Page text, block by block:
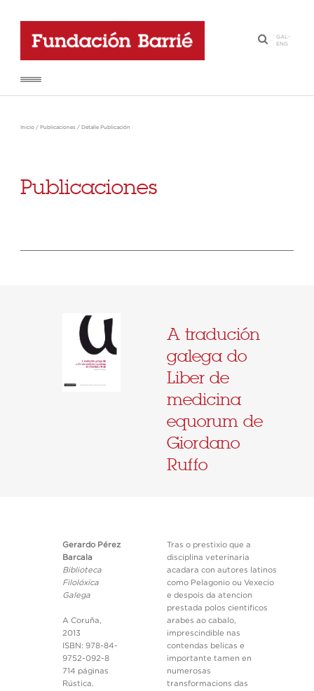
·
GAL-
ENG
Inicio / Publicaciones / Detalle Publicación
Publicaciones
A tradución
galega do
Liber de
medicina
equorum de
Giordano
Ruffo
Gerardo Pérez
Barcala
Biblioteca
Filolóxica
Galega
A Coruña,
2013
ISBN: 978-84-
9752-092-8
714 páginas
Rústica.
Tras o prestixio que a
disciplina veterinaria
acadara con autores latinos
como Pelagonio ou Vexecio
e despois da atencion
prestada polos cientificos
arabes ao cabalo,
imprescindible nas
contendas belicas e
importante tamen en
numerosas
transformacions das